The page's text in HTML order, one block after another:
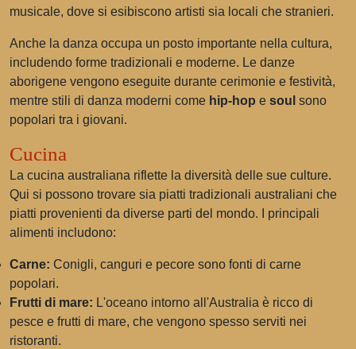
musicale, dove si esibiscono artisti sia locali che stranieri.
Anche la danza occupa un posto importante nella cultura,
includendo forme tradizionali e moderne. Le danze
aborigene vengono eseguite durante cerimonie e festività,
mentre stili di danza moderni come hip-hop e soul sono
popolari tra i giovani.
Cucina
La cucina australiana riflette la diversità delle sue culture.
Qui si possono trovare sia piatti tradizionali australiani che
piatti provenienti da diverse parti del mondo. I principali
alimenti includono:
Carne: Conigli, canguri e pecore sono fonti di carne
popolari.
Frutti di mare: L'oceano intorno all'Australia è ricco di
pesce e frutti di mare, che vengono spesso serviti nei
ristoranti.